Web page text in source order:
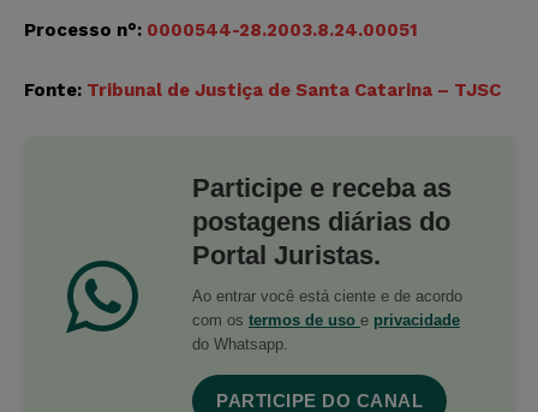
Processo n°: 0000544-28.2003.8.24.00051
Fonte: Tribunal de Justiça de Santa Catarina – TJSC
Participe e receba as
postagens diárias do
Portal Juristas.
Ao entrar você está ciente e de acordo
com os termos de uso e privacidade
do Whatsapp.
PARTICIPE DO CANAL